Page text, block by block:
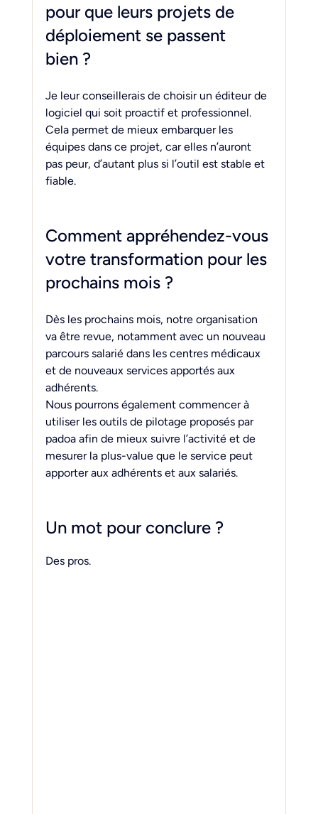
pour que leurs projets de
déploiement se passent
bien ?
Je leur conseillerais de choisir un éditeur de
logiciel qui soit proactif et professionnel.
Cela permet de mieux embarquer les
équipes dans ce projet, car elles n’auront
pas peur, d’autant plus si l’outil est stable et
fiable.
Comment appréhendez-vous
votre transformation pour les
prochains mois ?
Dès les prochains mois, notre organisation
va être revue, notamment avec un nouveau
parcours salarié dans les centres médicaux
et de nouveaux services apportés aux
adhérents.
Nous pourrons également commencer à
utiliser les outils de pilotage proposés par
padoa afin de mieux suivre l’activité et de
mesurer la plus-value que le service peut
apporter aux adhérents et aux salariés.
Un mot pour conclure ?
Des pros.